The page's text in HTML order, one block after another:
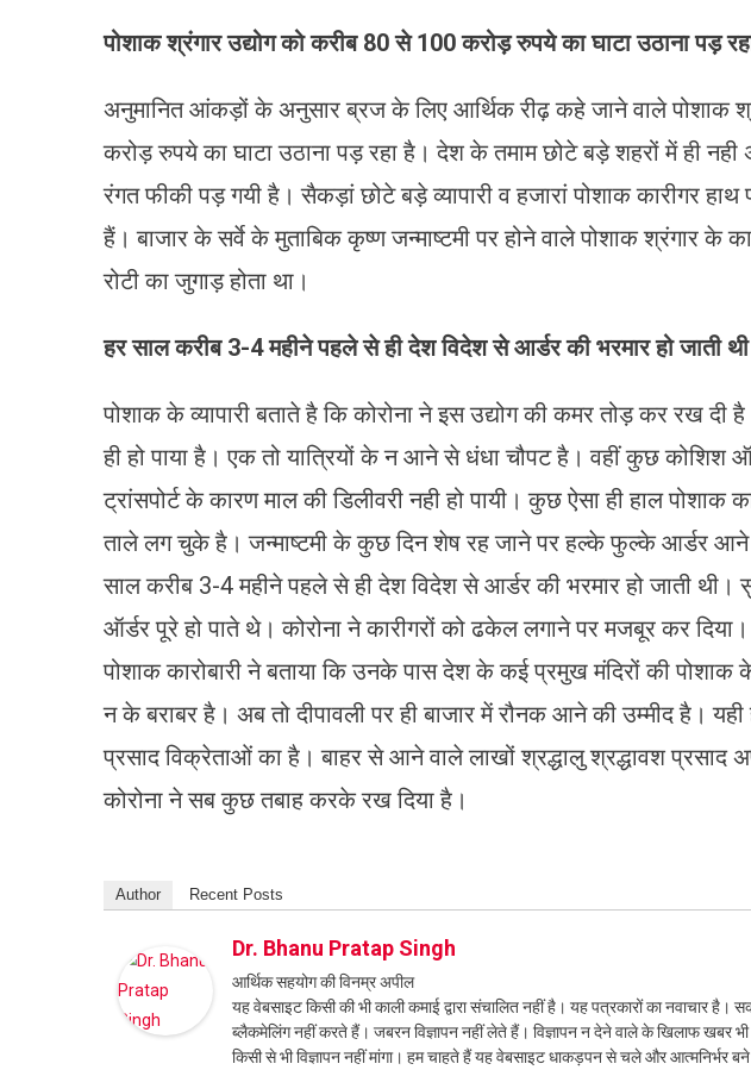
पोशाक श्रंगार उद्योग को करीब 80 से 100 करोड़ रुपये का घाटा उठाना पड़
अनुमानित आंकड़ों के अनुसार ब्रज के लिए आर्थिक रीढ़ कहे जाने वाले पोशाक
करोड़ रुपये का घाटा उठाना पड़ रहा है। देश के तमाम छोटे बड़े शहरों में ही नही
रंगत फीकी पड़ गयी है। सैकड़ां छोटे बड़े व्यापारी व हजारां पोशाक कारीगर
हैं। बाजार के सर्वे के मुताबिक कृष्ण जन्माष्टमी पर होने वाले पोशाक श्रंगार के
रोटी का जुगाड़ होता था।
हर साल करीब 3-4 महीने पहले से ही देश विदेश से आर्डर की भरमार हो जाती थी
पोशाक के व्यापारी बताते है कि कोरोना ने इस उद्योग की कमर तोड़ कर रख दी
ही हो पाया है। एक तो यात्रियों के न आने से धंधा चौपट है। वहीं कुछ कोशिश
ट्रांसपोर्ट के कारण माल की डिलीवरी नही हो पायी। कुछ ऐसा ही हाल पोशाक
ताले लग चुके है। जन्माष्टमी के कुछ दिन शेष रह जाने पर हल्के फुल्के आर्डर आने
साल करीब 3-4 महीने पहले से ही देश विदेश से आर्डर की भरमार हो जाती
ऑर्डर पूरे हो पाते थे। कोरोना ने कारीगरों को ढकेल लगाने पर मजबूर कर
पोशाक कारोबारी ने बताया कि उनके पास देश के कई प्रमुख मंदिरों की
न के बराबर है। अब तो दीपावली पर ही बाजार में रौनक आने की उम्मीद है।
प्रसाद विक्रेताओं का है। बाहर से आने वाले लाखों श्रद्धालु श्रद्धावश
कोरोना ने सब कुछ तबाह करके रख दिया है।
Author Recent Posts
Dr. Bhanu Pratap Singh
आर्थिक सहयोग की विनम्र अपील
यह वेबसाइट किसी की भी काली कमाई द्वारा संचालित नहीं है। यह पत्रकारों का नवाचार है।
ब्लैकमेलिंग नहीं करते हैं। जबरन विज्ञापन नहीं लेते हैं। विज्ञापन न देने वाले के खिलाफ खबर
किसी से भी विज्ञापन नहीं मांगा। हम चाहते हैं यह वेबसाइट धाकड़पन से चले और